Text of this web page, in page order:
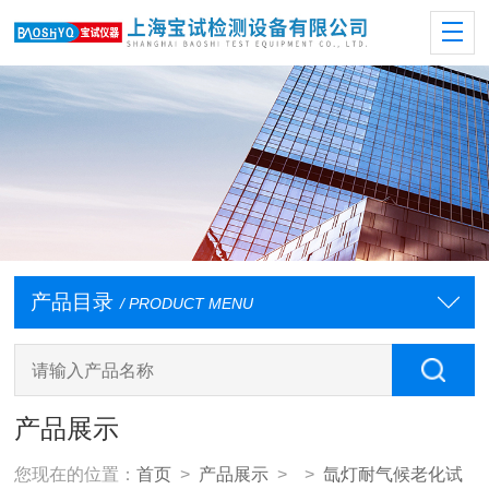
产品目录 / PRODUCT MENU
产品展示
您现在的位置：首页 > 产品展示 > >氙灯耐气候老化试